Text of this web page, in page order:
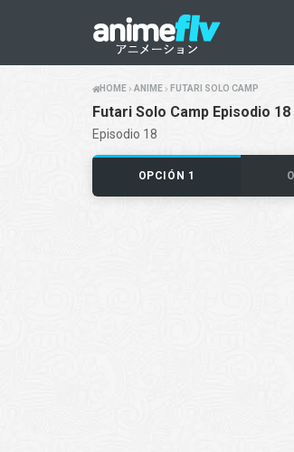
HOME ANIME FUTARI SOLO CAMP
Futari Solo Camp Episodio 18
Episodio 18
OPCIÓN 1